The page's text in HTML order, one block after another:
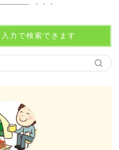
力で検索できます